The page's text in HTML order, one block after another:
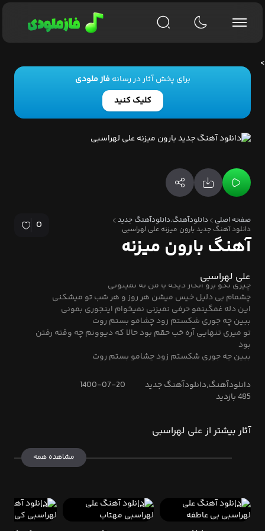
برای پخش آثار در رسانهفاز ملودی
کلیک کنید
صفحه اصلی
دانلودآهنگ,دانلودآهنگ جدید
دانلود آهنگ جدید بارون میزنه علی لهراسبی
0
آهنگ بارون میزنه
علی لهراسبی
بارون میزنه تنهایی نزدیکمه فکرت رفتنه من تو رو میشناسمت
چیزی نگو برو انگار دیگه با من نه نمیتونی
چشمام بی دلیل خیس میشن هر روز و هر شب تو میشکنی
این دله غمگینمو حرفی نمیزنی نمیخوام اینجوری بمونی
ببین چه جوری شکستم زود چشامو بستم روت
تو میری تنهایی آره خب حقم بود حالا که دیوونم چه وقته رفتن
بود
ببین چه جوری شکستم زود چشامو بستم روت
بود
من میدونستم یه روز از کنارم میره تنهایی دنیامو میگیره
با اینکه میدونست من بهش وابستم اون ولی از من سیره
بود
من هنوز وابستتم گذشته آب از سرم آخرش تنهایی موند
تو میری تنهایی آره خب حقم بود حالا که دیوونم چه وقته رفتن
تو میری تنهایی آره خب حقم بود حالا که دیوونم چه وقته رفتن
بود
ببین چه جوری شکستم زود چشامو بستم روت
دانلودآهنگ,دانلودآهنگ جدید
1400-07-20
485 بازدید
آثار بیشتر از علی لهراسبی
مشاهده همه
>